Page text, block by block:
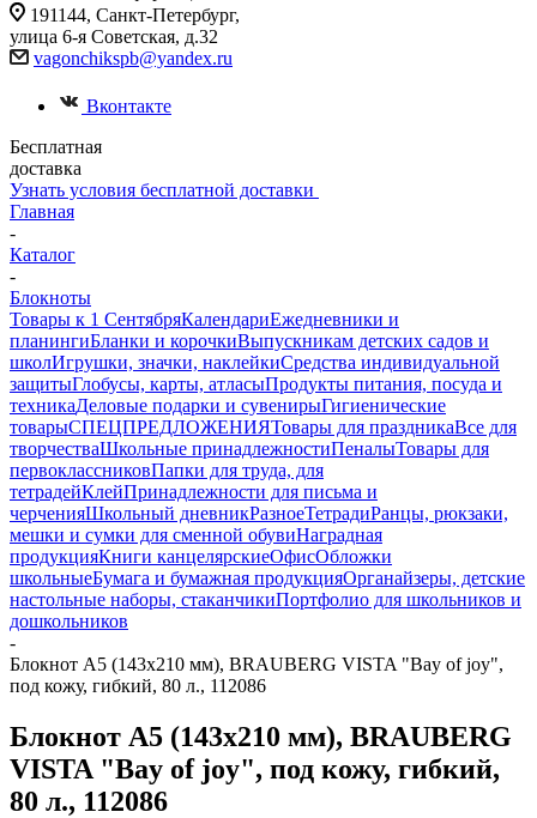
191144, Санкт-Петербург,
улица 6-я Советская, д.32
vagonchikspb@yandex.ru
Вконтакте
Бесплатная
доставка
Узнать условия бесплатной доставки
Главная
-
Каталог
-
Блокноты
Товары к 1 СентябряКалендариЕжедневники и
планингиБланки и корочкиВыпускникам детских садов и
школИгрушки, значки, наклейкиСредства индивидуальной
защитыГлобусы, карты, атласыПродукты питания, посуда и
техникаДеловые подарки и сувенирыГигиенические
товарыСПЕЦПРЕДЛОЖЕНИЯТовары для праздникаВсе для
творчестваШкольные принадлежностиПеналыТовары для
первоклассниковПапки для труда, для
тетрадейКлейПринадлежности для письма и
черченияШкольный дневникРазноеТетрадиРанцы, рюкзаки,
мешки и сумки для сменной обувиНаградная
продукцияКниги канцелярскиеОфисОбложки
школьныеБумага и бумажная продукцияОрганайзеры, детские
настольные наборы, стаканчикиПортфолио для школьников и
дошкольников
-
Блокнот А5 (143x210 мм), BRAUBERG VISTA "Bay of joy",
под кожу, гибкий, 80 л., 112086
Блокнот А5 (143x210 мм), BRAUBERG
VISTA "Bay of joy", под кожу, гибкий,
80 л., 112086